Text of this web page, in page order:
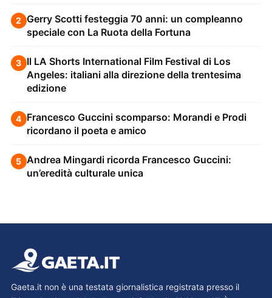
2 Gerry Scotti festeggia 70 anni: un compleanno
speciale con La Ruota della Fortuna
3 Il LA Shorts International Film Festival di Los
Angeles: italiani alla direzione della trentesima
edizione
4 Francesco Guccini scomparso: Morandi e Prodi
ricordano il poeta e amico
5 Andrea Mingardi ricorda Francesco Guccini:
un’eredità culturale unica
Gaeta.it non è una testata giornalistica registrata presso il